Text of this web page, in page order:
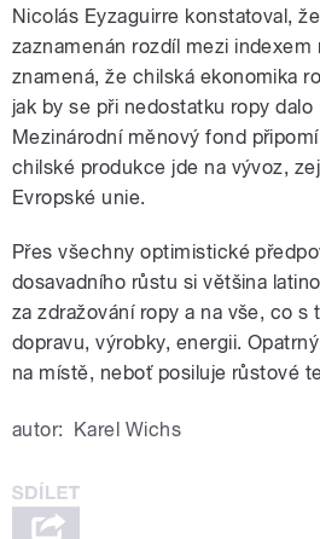
Nicolás Eyzaguirre konstatoval,
zaznamenán rozdíl mezi
znamená, že chilská ekonomika
jak by se při nedostatku ropy
Mezinárodní měnový fond
chilské produkce jde na vývoz,
Evropské unie.
Přes všechny optimistické
dosavadního růstu si většina
za zdražování ropy a na vše, co s
dopravu, výrobky, energii.
na místě, neboť posiluje růstové
autor: Karel Wichs